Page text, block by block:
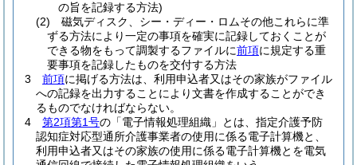
の旨を記録する方法)
(2)
磁気ディスク、シー・ディー・ロムその他これらに準
ずる方法により一定の事項を確実に記録しておくことが
できる物をもって調製するファイルに前項に規定する重
要事項を記録したものを交付する方法
3
前項に掲げる方法は、利用申込者又はその家族がファイル
への記録を出力することにより文書を作成することができ
るものでなければならない。
4
第2項第1号の「電子情報処理組織」とは、指定介護予防
認知症対応型通所介護事業者の使用に係る電子計算機と、
利用申込者又はその家族の使用に係る電子計算機とを電気